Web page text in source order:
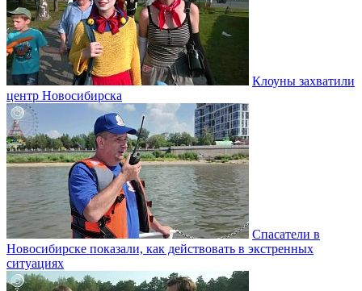
Клоуны захватили
центр Новосибирска
Спасатели в
Новосибирске показали, как действовать в экстренных
ситуациях